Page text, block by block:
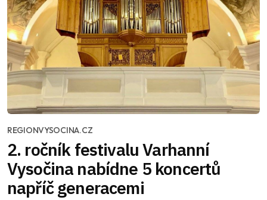
REGIONVYSOCINA.CZ
2. ročník festivalu Varhanní
Vysočina nabídne 5 koncertů
napříč generacemi